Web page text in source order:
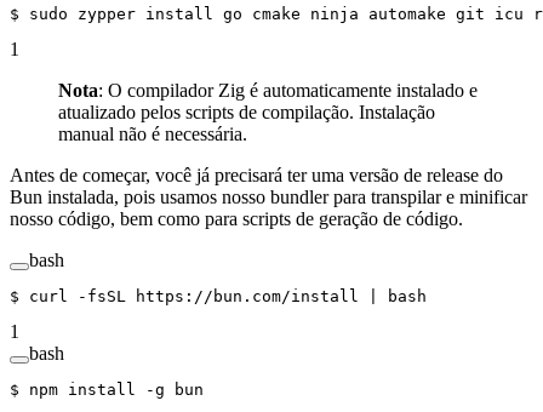
$ sudo zypper install go cmake ninja automake git icu
1
Nota: O compilador Zig é automaticamente instalado e
atualizado pelos scripts de compilação. Instalação
manual não é necessária.
Antes de começar, você já precisará ter uma versão de release do
Bun instalada, pois usamos nosso bundler para transpilar e minificar
nosso código, bem como para scripts de geração de código.
bash
$ curl -fsSL https://bun.com/install bash
1
bash
$ npm install -g bun